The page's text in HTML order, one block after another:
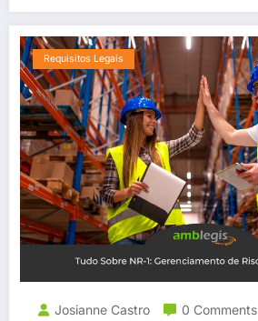
Requisitos Legais
Josianne Castro 0 Comments